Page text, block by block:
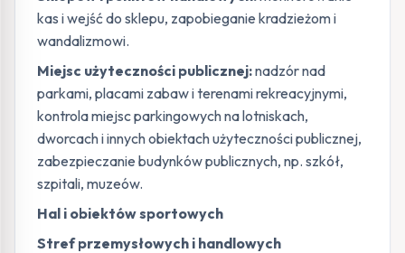
kas i wejść do sklepu, zapobieganie kradzieżom i
wandalizmowi.
Miejsc użyteczności publicznej:nadzór nad
parkami, placami zabaw i terenami rekreacyjnymi,
kontrola miejsc parkingowych na lotniskach,
dworcach i innych obiektach użyteczności publicznej,
zabezpieczanie budynków publicznych, np. szkół,
szpitali, muzeów.
Hal i obiektów sportowych
Stref przemysłowych i handlowych